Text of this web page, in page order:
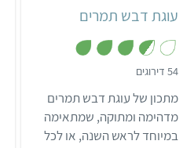
עוגת דבש תמרים
54 דירוגים
.
6
מ
ת
ו
מתכון של עוגת דבש תמרים
מדהימה ומתוקה, שמתאימה
במיוחד לראש השנה, או לכל